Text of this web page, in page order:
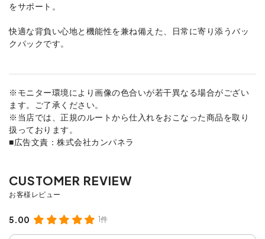
をサポート。
快適な背負い心地と機能性を兼ね備えた、日常に寄り添うバッ
クパックです。
※モニター環境により画像の色合いが若干異なる場合がござい
ます。ご了承ください。
※当店では、正規のルートから仕入れをおこなった商品を取り
扱っております。
■広告文責：株式会社カンパネラ
5.00 1件